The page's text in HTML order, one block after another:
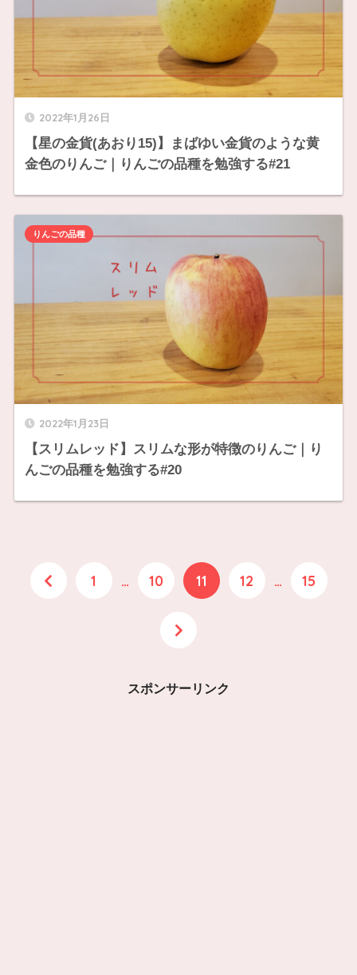
2022年1月26日
【星の金貨(あおり15)】まばゆい金貨のような黄
金色のりんご｜りんごの品種を勉強する#21
2022年1月23日
【スリムレッド】スリムな形が特徴のりんご｜り
んごの品種を勉強する#20
りんごの品種
1 … 10 11 12 … 15
スポンサーリンク